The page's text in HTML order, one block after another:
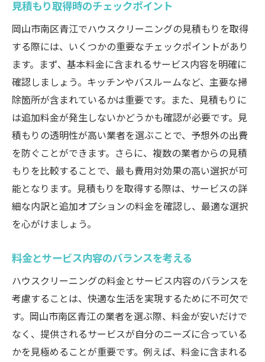
見積もり取得時のチェックポイント
岡山市南区青江でハウスクリーニングの見積もりを取得
する際には、いくつかの重要なチェックポイントがあり
ます。まず、基本料金に含まれるサービス内容を明確に
確認しましょう。キッチンやバスルームなど、主要な掃
除箇所が含まれているかは重要です。また、見積もりに
は追加料金が発生しないかどうかも確認が必要です。見
積もりの透明性が高い業者を選ぶことで、予想外の出費
を防ぐことができます。さらに、複数の業者からの見積
もりを比較することで、最も費用対効果の高い選択が可
能となります。見積もりを取得する際は、サービスの詳
細な内訳と追加オプションの料金を確認し、最適な選択
を心がけましょう。
料金とサービス内容のバランスを考える
ハウスクリーニングの料金とサービス内容のバランスを
考慮することは、快適な生活を実現するために不可欠で
す。岡山市南区青江の業者を選ぶ際、料金が安いだけで
なく、提供されるサービスが自分のニーズに合っている
かを見極めることが重要です。例えば、料金に含まれる